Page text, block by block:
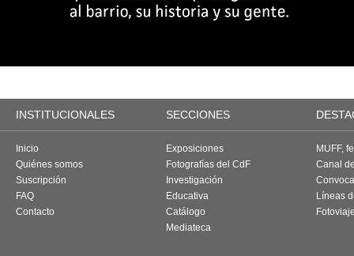
INSTITUCIONALES SECCIONES
Inicio
Quiénes somos
Suscripción
FAQ
Contacto
Exposiciones
Fotografías del CdF
Investigación
Educativa
Catálogo
Mediateca
MUFF,
Canal
Líneas